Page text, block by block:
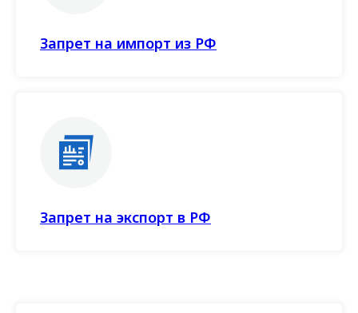
Запрет на импорт из РФ
Запрет на экспорт в РФ